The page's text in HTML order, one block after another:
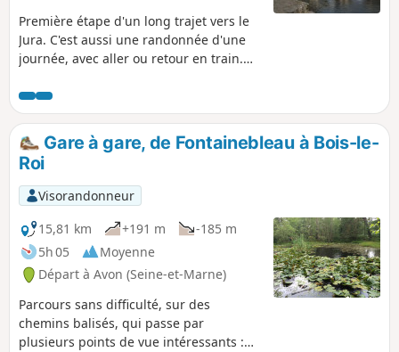
Première étape d'un long trajet vers le
Jura. C'est aussi une randonnée d'une
journée, avec aller ou retour en train.
Sud de la Seine et Marne et du Gâtinais
Le parcours traverse le Sud-Est de la
Forêt de Fontainebleau, puis la ville de
Moret-sur-Loing. Il se prolonge le long
du canal du Loing et de la vallée de
l'Orvanne. Il traverse alors le grand
plateau de cultures céréalières
dominant la vallée de l'Yonne avant de
rejoindre Montereau.
Gare à gare, de Fontainebleau à Bois-le-
Roi
Visorandonneur
15,81 km
+191 m
-185 m
5h 05
Moyenne
Départ à Avon (Seine-et-Marne)
Parcours sans difficulté, sur des
chemins balisés, qui passe par
plusieurs points de vue intéressants :